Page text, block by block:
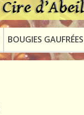
BOUGIES GAUFRÉES